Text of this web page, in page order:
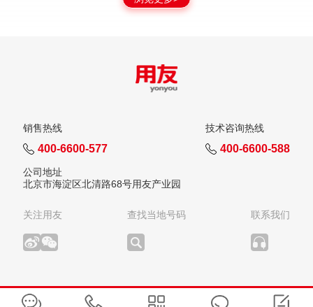
销售热线
400-6600-577
技术咨询热线
400-6600-588
公司地址
北京市海淀区北清路68号用友产业园
关注用友 查找当地号码 联系我们
版权所有：用友网络科技股份有限公司